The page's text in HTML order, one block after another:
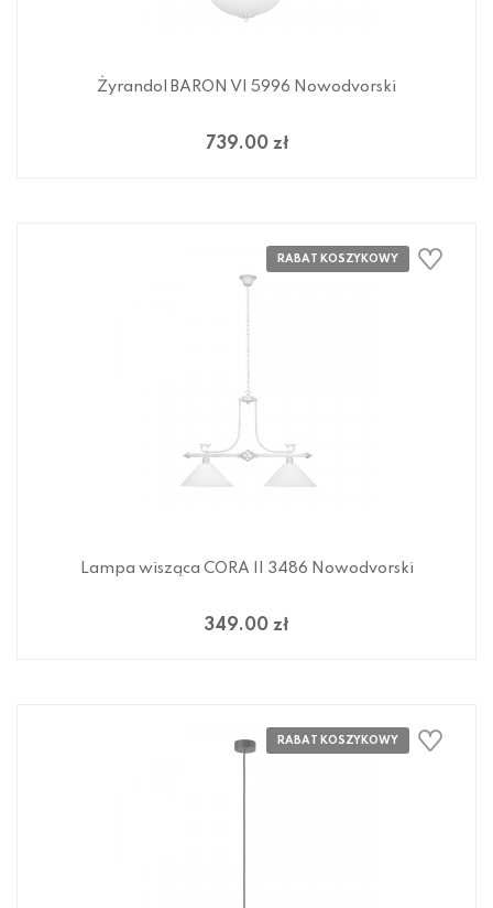
Żyrandol BARON VI 5996 Nowodvorski
739.00 zł
Lampa wisząca CORA II 3486 Nowodvorski
349.00 zł